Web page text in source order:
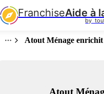
FranchiseAide à
by
Atout Ménage enrichit
Atout